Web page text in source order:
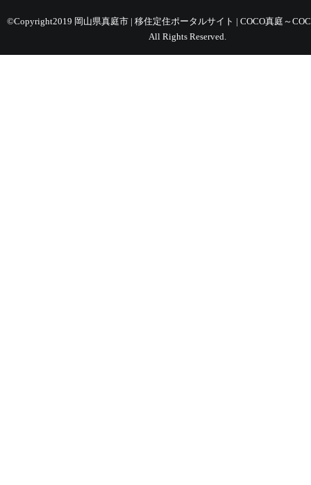
©Copyright2019 岡山県真庭市 | 移住定住ポータルサイト | COCO真庭～
All Rights Reserved.